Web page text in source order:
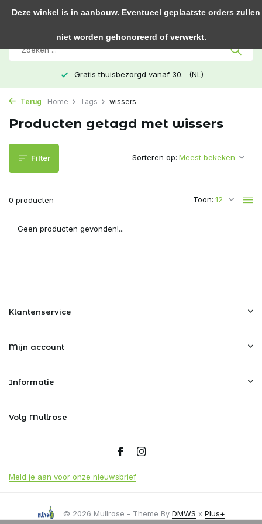
Gratis thuisbezorgd vanaf 30.- (NL)
Terug Home Tags wissers
Producten getagd met wissers
Filter
0 producten Toon:
Sorteren op:
Geen producten gevonden!...
Klantenservice
Mijn account
Informatie
Volg Mullrose
Meld je aan voor onze nieuwsbrief
© 2026 Mullrose - Theme By DMWS x Plus+
Deze winkel is in aanbouw. Eventueel geplaatste orders zullen
niet worden gehonoreerd of verwerkt.